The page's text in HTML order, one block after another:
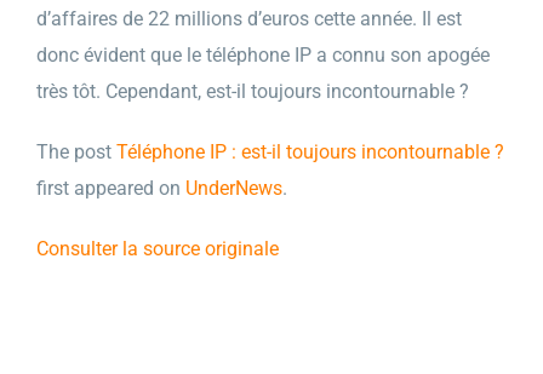
d’affaires de 22 millions d’euros cette année. Il est
donc évident que le téléphone IP a connu son apogée
très tôt. Cependant, est-il toujours incontournable ?
The post Téléphone IP : est-il toujours incontournable ?
first appeared on UnderNews.
Consulter la source originale